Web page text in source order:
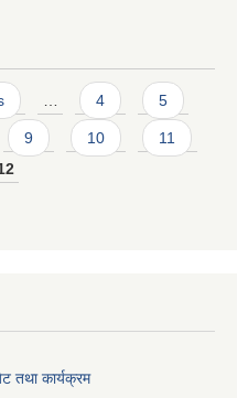
4 5
9 10
11
तथा कार्यक्रम